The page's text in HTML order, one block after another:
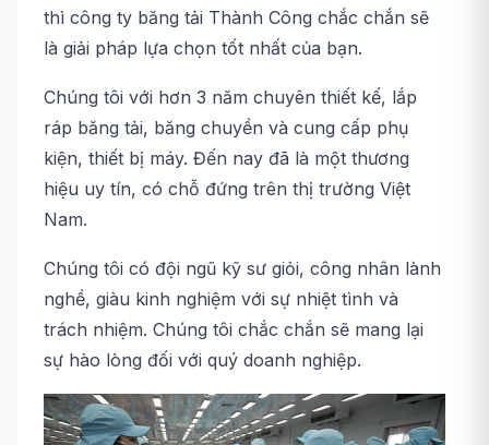
thì công ty băng tải Thành Công chắc chắn sẽ
là giải pháp lựa chọn tốt nhất của bạn.
Chúng tôi với hơn 3 năm chuyên thiết kế, lắp
ráp băng tải, băng chuyền và cung cấp phụ
kiện, thiết bị máy. Đến nay đã là một thương
hiệu uy tín, có chỗ đứng trên thị trường Việt
Nam.
Chúng tôi có đội ngũ kỹ sư giỏi, công nhân lành
nghề, giàu kinh nghiệm với sự nhiệt tình và
trách nhiệm. Chúng tôi chắc chắn sẽ mang lại
sự hào lòng đối với quý doanh nghiệp.